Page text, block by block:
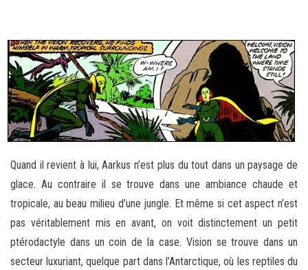
Quand il revient à lui, Aarkus n’est plus du tout dans un paysage de
glace. Au contraire il se trouve dans une ambiance chaude et
tropicale, au beau milieu d’une jungle. Et même si cet aspect n’est
pas véritablement mis en avant, on voit distinctement un petit
ptérodactyle dans un coin de la case. Vision se trouve dans un
secteur luxuriant, quelque part dans l’Antarctique, où les reptiles du